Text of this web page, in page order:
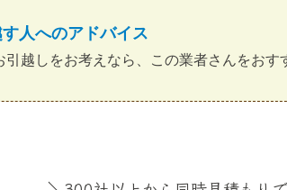
人へのアドバイス
引越しをお考えなら、この業者さんをおす